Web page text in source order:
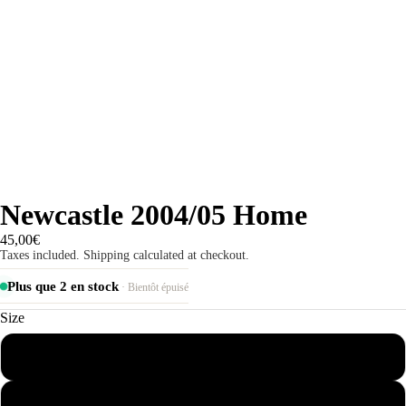
Newcastle 2004/05 Home
45,00€
Taxes included. Shipping calculated at checkout.
Plus que 2 en stock· Bientôt épuisé
Size